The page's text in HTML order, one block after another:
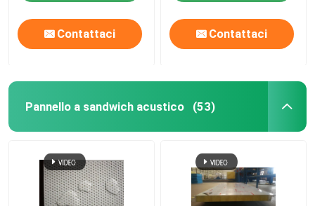
Contattaci Contattaci
Pannello a sandwich acustico (53)